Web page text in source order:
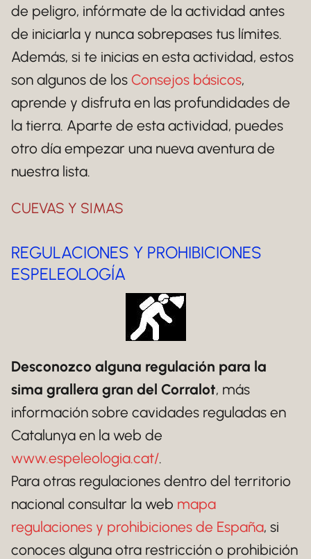
de peligro, infórmate de la actividad antes
de iniciarla y nunca sobrepases tus límites.
Además, si te inicias en esta actividad, estos
son algunos de los Consejos básicos,
aprende y disfruta en las profundidades de
la tierra. Aparte de esta actividad, puedes
otro día empezar una nueva aventura de
nuestra lista.
CUEVAS Y SIMAS
REGULACIONES Y PROHIBICIONES
ESPELEOLOGÍA
Desconozco alguna regulación para la
sima grallera gran del Corralot, más
información sobre cavidades reguladas en
Catalunya en la web de
www.espeleologia.cat/.
Para otras regulaciones dentro del territorio
nacional consultar la web mapa
regulaciones y prohibiciones de España, si
conoces alguna otra restricción o prohibición